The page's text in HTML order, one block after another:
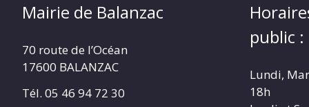
Mairie de Balanzac
70 route de l’Océan
17600 BALANZAC
Tél. 05 46 94 72 30
public :
Lundi,
18h